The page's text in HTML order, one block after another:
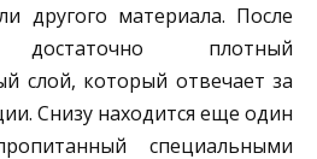
другого материала. После
плотный
слой, который отвечает за
Снизу находится еще один
специальными